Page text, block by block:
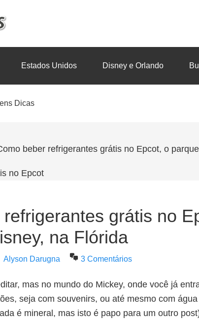
Estados Unidos Disney e Orlando
Dicas
beber refrigerantes grátis no Epcot, o
grátis no
na Flórida
Alyson Darugna 3 Comentários
mas no mundo do Mickey, onde você já
seja com souvenirs, ou até mesmo com
é mineral, mas isto é papo para um outro